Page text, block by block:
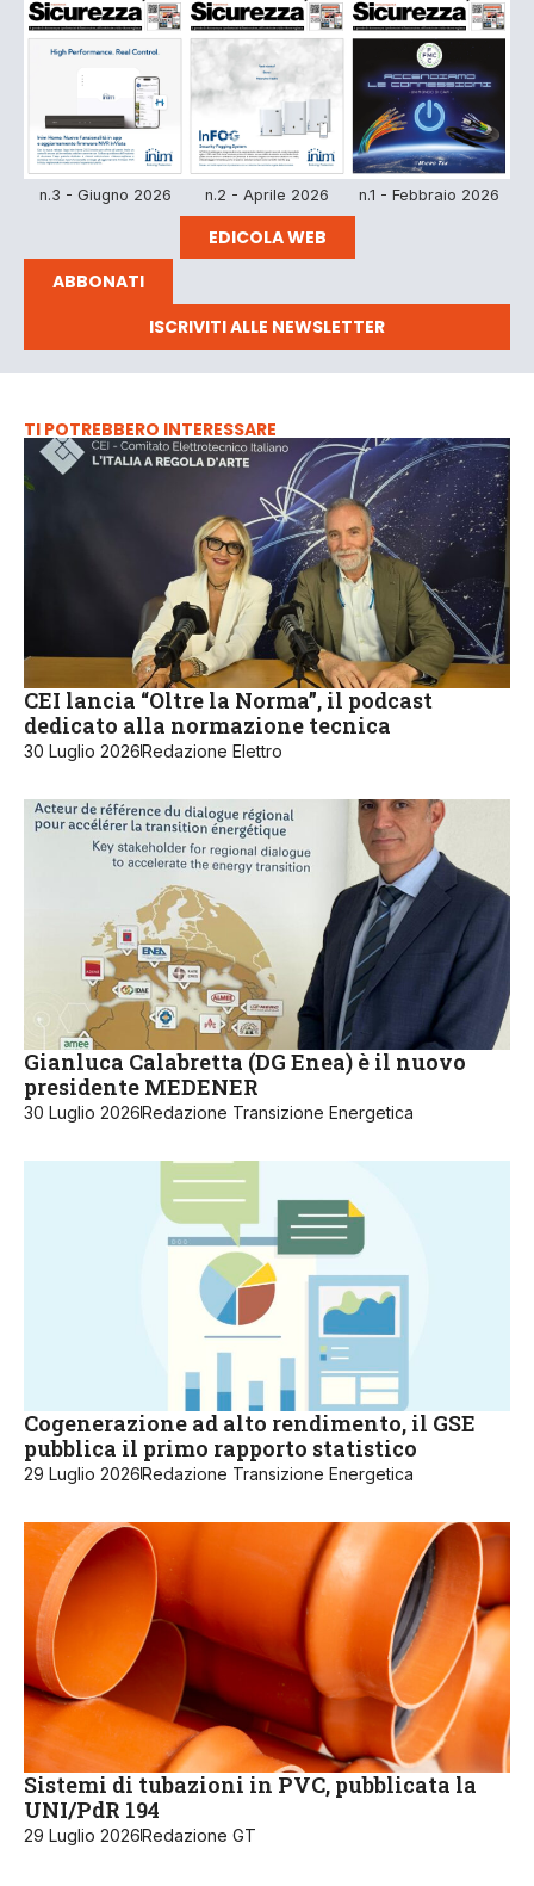
n.3 - Giugno 2026 n.2 - Aprile 2026 n.1 - Febbraio 2026
EDICOLA WEB
ABBONATI
ISCRIVITI ALLE NEWSLETTER
TI POTREBBERO INTERESSARE
CEI lancia “Oltre la Norma”, il podcast
dedicato alla normazione tecnica
30 Luglio 2026Redazione Elettro
Gianluca Calabretta (DG Enea) è il nuovo
presidente MEDENER
30 Luglio 2026Redazione Transizione Energetica
Cogenerazione ad alto rendimento, il GSE
pubblica il primo rapporto statistico
29 Luglio 2026Redazione Transizione Energetica
Sistemi di tubazioni in PVC, pubblicata la
UNI/PdR 194
29 Luglio 2026Redazione GT